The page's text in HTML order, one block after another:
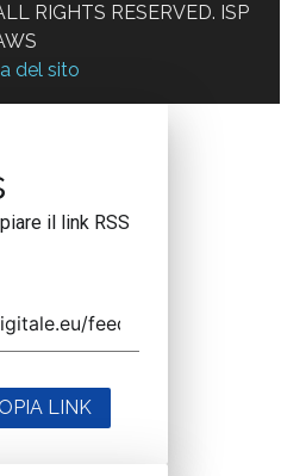
RIGHTS RESERVED. ISP
del sito
il link RSS
LINK